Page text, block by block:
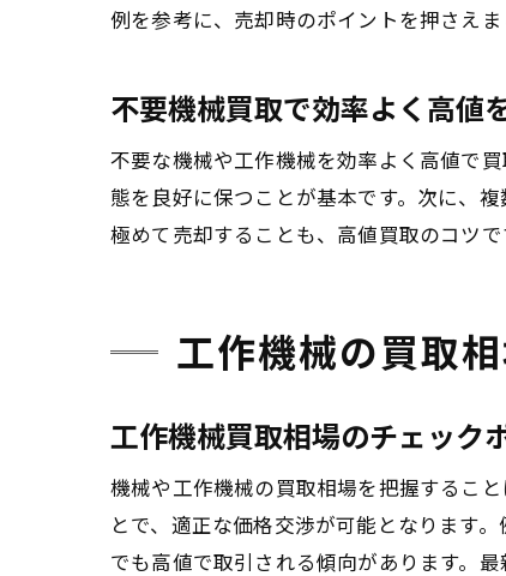
例を参考に、売却時のポイントを押さえま
不要機械買取で効率よく高値
不要な機械や工作機械を効率よく高値で
態を良好に保つことが基本です。次に、
極めて売却することも、高値買取のコツで
工作機械の買取
工作機械買取相場のチェック
機械や工作機械の買取相場を把握するこ
とで、適正な価格交渉が可能となります
でも高値で取引される傾向があります。